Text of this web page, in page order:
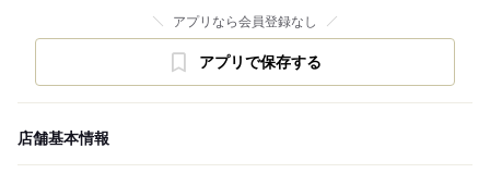
アプリなら会員登録なし
アプリで保存する
店舗基本情報